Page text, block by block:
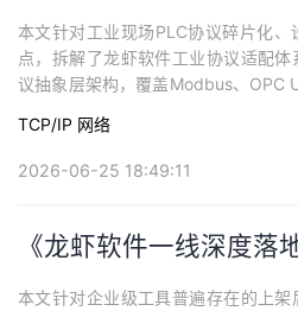
本文针对工业现场PLC协议碎片化
点，拆解了龙虾软件工业协议适配
议抽象层架构，覆盖Modbus、OPC
TCP/IP 网络
2026-06-25 18:49:11
《龙虾软件一线深度落
本文针对企业级工具普遍存在的上